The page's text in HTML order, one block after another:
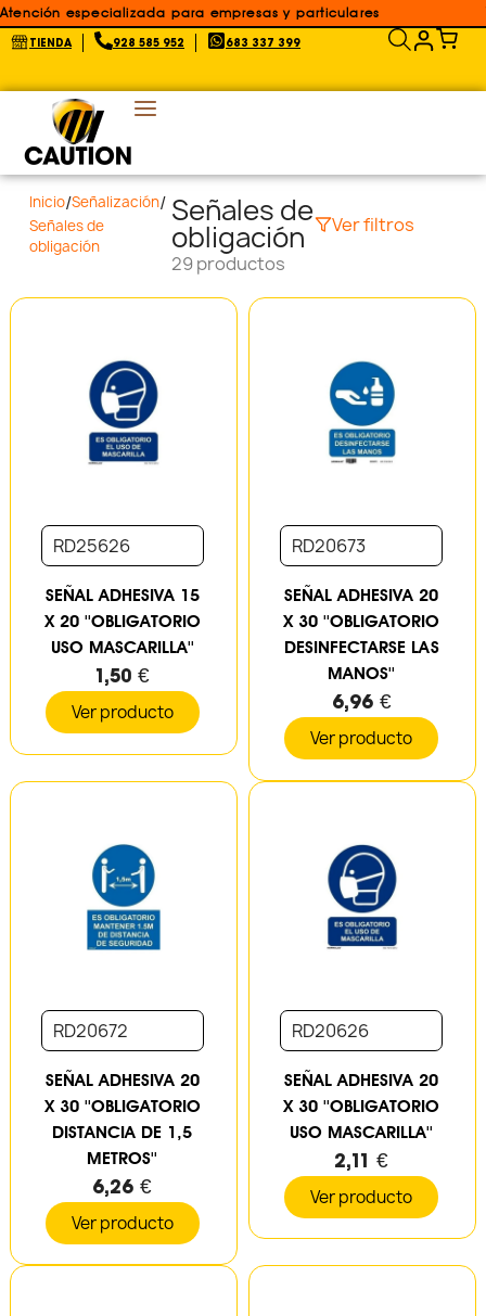
Atención especializada para empresas y particulares
TIENDA 928 585 952 683 337 399
Inicio/Señalización/
Señales de
obligación
Señales de
obligación
29 productos
Ver filtros
RD25626
SEÑAL ADHESIVA 15
X 20 ''OBLIGATORIO
USO MASCARILLA''
1,50 €
Ver producto
RD20673
SEÑAL ADHESIVA 20
X 30 ''OBLIGATORIO
DESINFECTARSE LAS
MANOS''
6,96 €
Ver producto
RD20672
SEÑAL ADHESIVA 20
X 30 ''OBLIGATORIO
DISTANCIA DE 1,5
METROS''
6,26 €
Ver producto
RD20626
SEÑAL ADHESIVA 20
X 30 ''OBLIGATORIO
USO MASCARILLA''
2,11 €
Ver producto